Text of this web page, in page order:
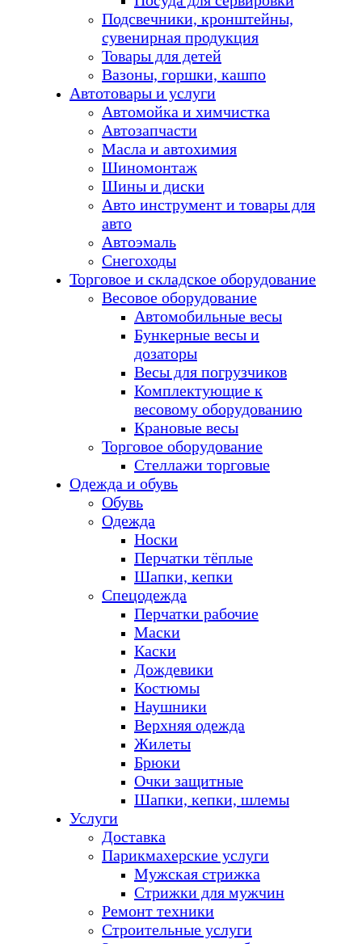
Подсвечники, кронштейны,
сувенирная продукция
Товары для детей
Вазоны, горшки, кашпо
Автотовары и услуги
Автомойка и химчистка
Автозапчасти
Масла и автохимия
Шиномонтаж
Шины и диски
Авто инструмент и товары для
авто
Автоэмаль
Снегоходы
Торговое и складское оборудование
Весовое оборудование
Автомобильные весы
Бункерные весы и
дозаторы
Весы для погрузчиков
Комплектующие к
весовому оборудованию
Крановые весы
Торговое оборудование
Стеллажи торговые
Одежда и обувь
Обувь
Одежда
Носки
Перчатки тёплые
Шапки, кепки
Спецодежда
Перчатки рабочие
Маски
Каски
Дождевики
Костюмы
Наушники
Верхняя одежда
Жилеты
Брюки
Очки защитные
Шапки, кепки, шлемы
Услуги
Доставка
Парикмахерские услуги
Мужская стрижка
Стрижки для мужчин
Ремонт техники
Строительные услуги